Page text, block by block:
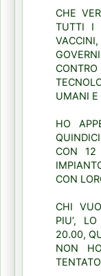
CHE
TUTTI I
VACCINI,
UMANI E
HO
CON 12
CON
CHI
PIU’,
20.00,
NON